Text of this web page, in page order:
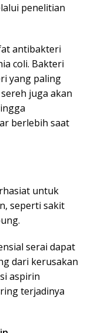
penelitian
antibakteri
coli. Bakteri
yang paling
juga akan
berlebih saat
untuk
seperti sakit
serai dapat
dari kerusakan
aspirin
terjadinya